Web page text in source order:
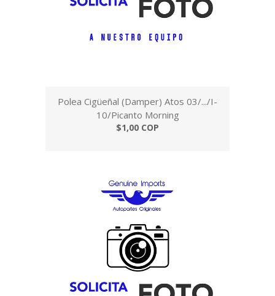
Polea Cigüeñal (Damper) Atos 03/.../I-
10/Picanto Morning
$1,00 COP